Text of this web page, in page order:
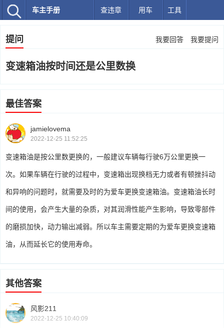
车主手册 查违章 用车 工具
提问 我要回答 我要提问
变速箱油按时间还是公里数换
最佳答案
jamielovema
2022-12-25 11:52:25
变速箱油是按公里数更换的，一般建议车辆每行驶6万公里更换一
次。如果车辆在行驶的过程中，变速箱出现换档无力或者有顿挫抖动
和异响的问题时，就需要及时的为爱车更换变速箱油。变速箱油长时
间的使用，会产生大量的杂质，对其润滑性能产生影响，导致零部件
的磨损加快，动力输出减弱。所以车主需要定期的为爱车更换变速箱
油，从而延长它的使用寿命。
其他答案
风影211
2022-12-25 10:40:09